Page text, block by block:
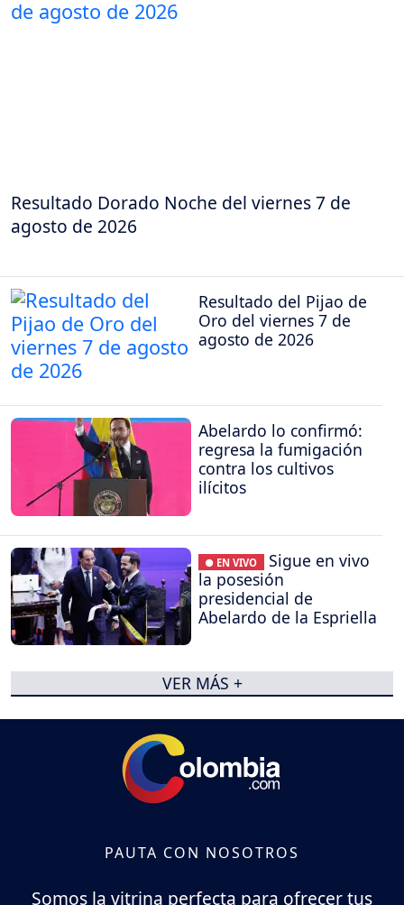
Resultado Dorado Noche del viernes 7 de
agosto de 2026
Resultado del Pijao de
Oro del viernes 7 de
agosto de 2026
Abelardo lo confirmó:
regresa la fumigación
contra los cultivos
ilícitos
● EN VIVO
Sigue en vivo
la posesión
presidencial de
Abelardo de la Espriella
VER MÁS +
PAUTA CON NOSOTROS
Somos la vitrina perfecta para ofrecer tus